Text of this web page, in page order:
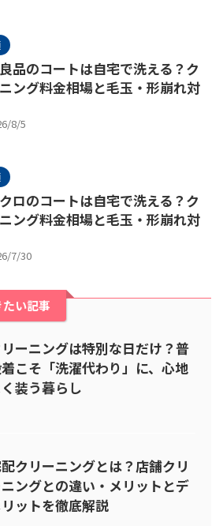
品のコートは自宅で洗える？ク
ング料金相場と毛玉・形崩れ対
8/5
ロのコートは自宅で洗える？ク
ング料金相場と毛玉・形崩れ対
7/30
い記事
ーニングは特別な日だけ？普
こそ「洗濯代わり」に、心地
装う暮らし
クリーニングとは？店舗クリ
ングとの違い・メリットとデ
ットを徹底解説